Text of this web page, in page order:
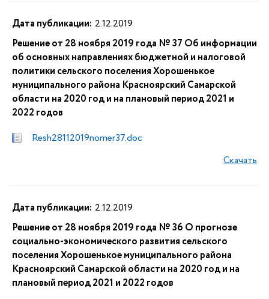
Дата публикации: 2.12.2019
Решение от 28 ноября 2019 года № 37 Об информации
об основных направлениях бюджетной и налоговой
политики сельского поселения Хорошенькое
муниципального района Красноярский Самарской
области на 2020 год и на плановый период 2021 и
2022 годов
Resh28112019nomer37.doc
Скачать
Дата публикации: 2.12.2019
Решение от 28 ноября 2019 года № 36 О прогнозе
социально-экономического развития сельского
поселения Хорошенькое муниципального района
Красноярский Самарской области на 2020 год и на
плановый период 2021 и 2022 годов